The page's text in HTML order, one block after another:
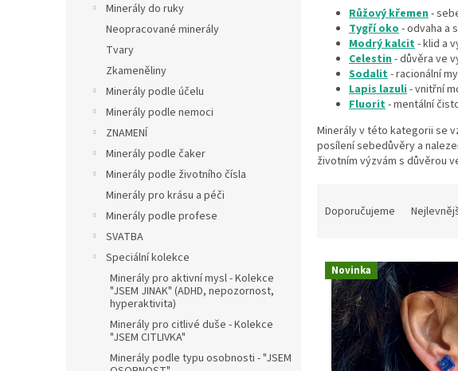
Minerály do ruky
Neopracované minerály
Tvary
Zkameněliny
Minerály podle účelu
Minerály podle nemoci
ZNAMENÍ
Minerály podle čaker
Minerály podle životního čísla
Minerály pro krásu a péči
Minerály podle profese
SVATBA
Speciální kolekce
Minerály pro aktivní mysl - Kolekce
"JSEM JINAK" (ADHD, nepozornost,
hyperaktivita)
Minerály pro citlivé duše - Kolekce
"JSEM CITLIVKA"
Minerály podle typu osobnosti - "JSEM
Růžový křemen-
Tygří oko- odvaha a
Modrý kalcit- klid a
Celestin- důvěra ve
Sodalit- racionální
Lapis lazuli- vnitřní
Fluorit- mentální
Minerály v této kategorii se
posílení sebedůvěry a
životním výzvám s důvěrou
n
Doporučujeme
V Novinka